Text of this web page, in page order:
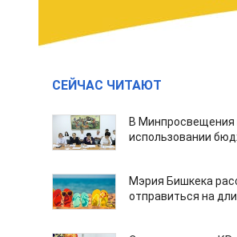
СЕЙЧАС ЧИТАЮТ
В Минпросвещения
использовании
Мэрия Бишкека
отправиться на